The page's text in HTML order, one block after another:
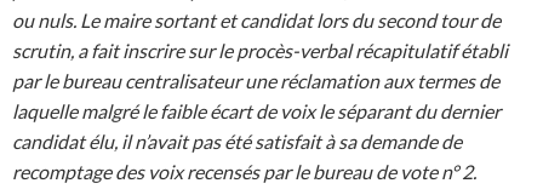
ou nuls. Le maire sortant et candidat lors du second tour de
scrutin, a fait inscrire sur le procès-verbal récapitulatif établi
par le bureau centralisateur une réclamation aux termes de
laquelle malgré le faible écart de voix le séparant du dernier
candidat élu, il n’avait pas été satisfait à sa demande de
recomptage des voix recensés par le bureau de vote n° 2.